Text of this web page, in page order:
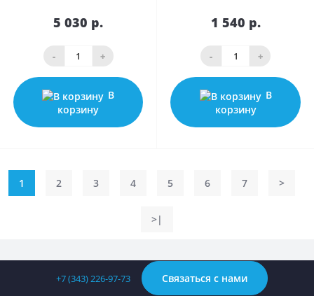
5 030 р.
- +
В
корзину
1 540 р.
- +
В
корзину
1 2 3 4 5 6 7 >
>|
+7 (343) 226-97-73 Связаться с нами